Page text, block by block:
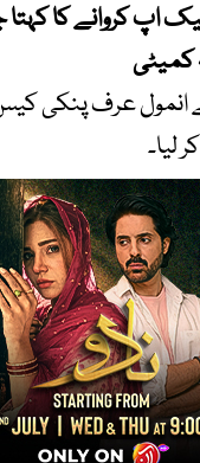
کمیٹی
انمول عرف پنکی
لیا۔